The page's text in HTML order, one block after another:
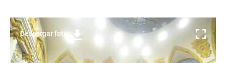
Descargar foto